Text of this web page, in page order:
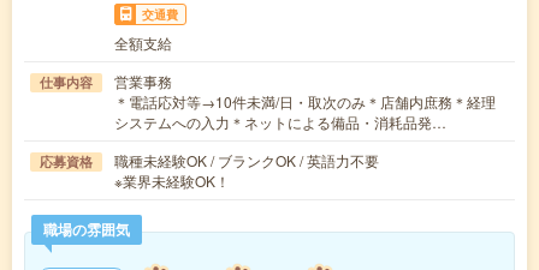
交通費
全額支給
仕事内容
営業事務
＊電話応対等→10件未満/日・取次のみ＊店舗内庶務＊経理
システムへの入力＊ネットによる備品・消耗品発…
応募資格
職種未経験OK / ブランクOK / 英語力不要
※業界未経験OK！
職場の雰囲気